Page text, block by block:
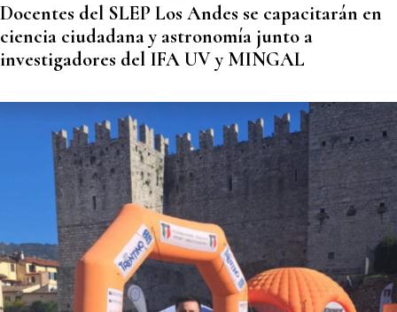
Docentes del SLEP Los Andes se capacitarán en
ciencia ciudadana y astronomía junto a
investigadores del IFA UV y MINGAL